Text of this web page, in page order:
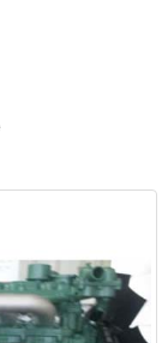
Alésage x Course（
Nombre de cylindres
Déplacement（L）